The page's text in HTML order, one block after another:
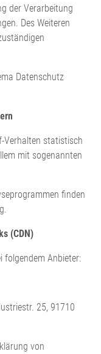
der Verarbeitung
Des Weiteren
Datenschutz
Verhalten statistisch
mit sogenannten
finden
(CDN)
folgendem Anbieter:
25, 91710
von